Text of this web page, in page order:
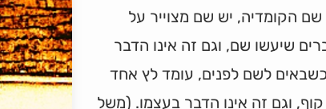
הקומדיה, יש שם מצוייר על
שיעשו שם, וגם זה אינו הדבר
כשבאים לשם לפנים, עומד לץ אחד
וגם זה אינו הדבר בעצמו. (משל